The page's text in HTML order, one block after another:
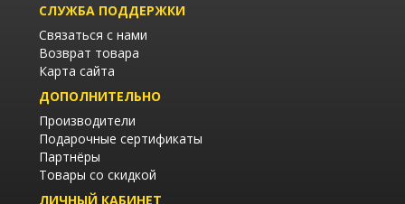
СЛУЖБА ПОДДЕРЖКИ
Связаться с нами
Возврат товара
Карта сайта
ДОПОЛНИТЕЛЬНО
Производители
Подарочные сертификаты
Партнёры
Товары со скидкой
ЛИЧНЫЙ КАБИНЕТ